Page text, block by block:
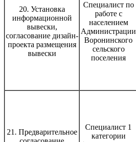
20. Установка
информационной
вывески,
согласование дизайн-
проекта размещения
вывески
Специалист по
работе с
населением
Администрации
Воронинского
сельского
поселения
21. Предварительное
Специалист 1
категории